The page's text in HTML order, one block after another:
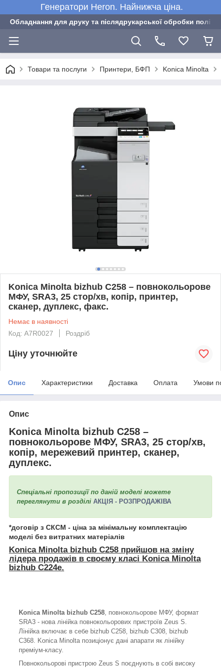
Генератори Heron. Найнижча ціна.
Обладнання для друку та післядрукарської обробки
Товари та послуги Принтери, БФП Konica Minolta
Konica Minolta bizhub С258 – повнокольорове
МФУ, SRA3, 25 стор/хв, копір, принтер,
сканер, дуплекс, факс.
Немає в наявності
Код: A7R0027
Роздріб
Ціну уточнюйте
Опис Характеристики Доставка Оплата Умови
Опис
Konica Minolta bizhub C258 –
повнокольорове МФУ, SRA3, 25 стор/хв,
копір, мережевий принтер, сканер,
дуплекс.
Спеціальні пропозиції по даній моделі можете
переглянути в розділі АКЦІЯ - РОЗПРОДАЖІВА
*договір з СКСМ - ціна за мінімальну комплектацію
моделі без витратних матеріалів
Konica Minolta bizhub C258 прийшов на зміну
лідера продажів в своєму класі Konica Minolta
bizhub C224е.
Konica Minolta bizhub C258, повнокольорове МФУ, формат
SRA3 - нова лінійка повнокольорових пристроїв Zeus S.
Лінійка включає в себе bizhub C258, bizhub C308, bizhub
C368. Konica Minolta позиціонує дані апарати як лінійку
преміум-класу.
Повнокольорові пристрою Zeus S поєднують в собі високу